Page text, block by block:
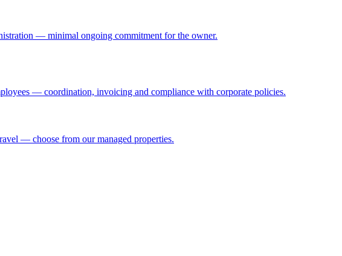
— minimal ongoing commitment for the owner.
— coordination, invoicing and compliance with corporate policies.
— choose from our managed properties.